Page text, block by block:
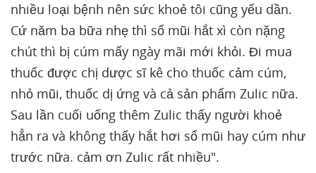
nhiều loại bệnh nên sức khoẻ tôi cũng yếu dần.
Cứ năm ba bữa nhẹ thì sổ mũi hắt xì còn nặng
chút thì bị cúm mấy ngày mãi mới khỏi. Đi mua
thuốc được chị dược sĩ kê cho thuốc cảm cúm,
nhỏ mũi, thuốc dị ứng và cả sản phẩm Zulic nữa.
Sau lần cuối uống thêm Zulic thấy người khoẻ
hẳn ra và không thấy hắt hơi sổ mũi hay cúm như
trước nữa. cảm ơn Zulic rất nhiều".